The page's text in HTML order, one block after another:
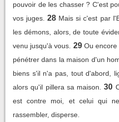
pouvoir de les chasser ? C'est
vos juges. 28 Mais si c'est par
les démons, alors, de toute
venu jusqu'à vous. 29 Ou
pénétrer dans la maison d'un
biens s'il n'a pas, tout d'abord,
alors qu'il pillera sa maison.
30
est contre moi, et celui qui
rassembler, disperse.